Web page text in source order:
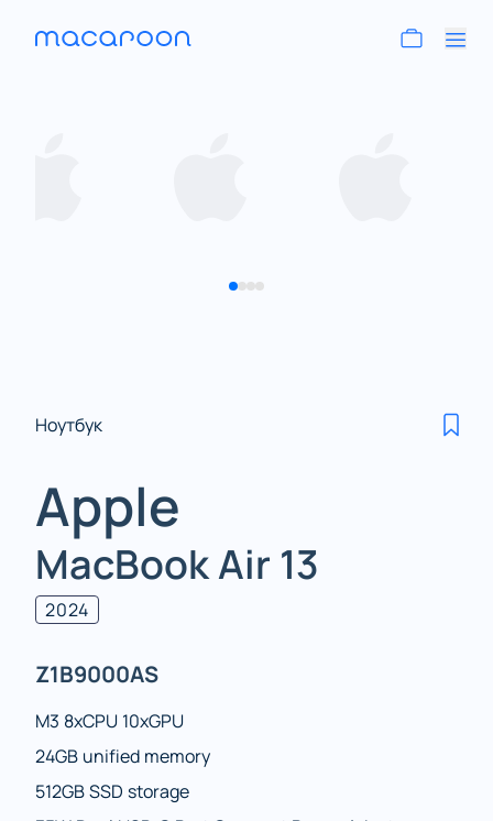
Ноутбук
Apple
MacBook Air 13
2024
Z1B9000AS
M3 8xCPU 10xGPU
24GB unified memory
512GB SSD storage